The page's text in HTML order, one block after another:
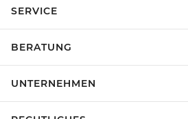
SERVICE
BERATUNG
UNTERNEHMEN